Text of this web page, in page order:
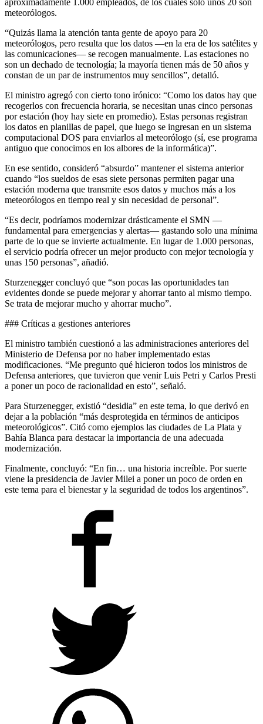
meteorólogos.
“Quizás llama la atención tanta gente de apoyo para 20
meteorólogos, pero resulta que los datos —en la era de los satélites y
las comunicaciones— se recogen manualmente. Las estaciones no
son un dechado de tecnología; la mayoría tienen más de 50 años y
constan de un par de instrumentos muy sencillos”, detalló.
El ministro agregó con cierto tono irónico: “Como los datos hay que
recogerlos con frecuencia horaria, se necesitan unas cinco personas
por estación (hoy hay siete en promedio). Estas personas registran
los datos en planillas de papel, que luego se ingresan en un sistema
computacional DOS para enviarlos al meteorólogo (sí, ese programa
antiguo que conocimos en los albores de la informática)”.
En ese sentido, consideró “absurdo” mantener el sistema anterior
cuando “los sueldos de esas siete personas permiten pagar una
estación moderna que transmite esos datos y muchos más a los
meteorólogos en tiempo real y sin necesidad de personal”.
“Es decir, podríamos modernizar drásticamente el SMN —
fundamental para emergencias y alertas— gastando solo una mínima
parte de lo que se invierte actualmente. En lugar de 1.000 personas,
el servicio podría ofrecer un mejor producto con mejor tecnología y
unas 150 personas”, añadió.
Sturzenegger concluyó que “son pocas las oportunidades tan
evidentes donde se puede mejorar y ahorrar tanto al mismo tiempo.
Se trata de mejorar mucho y ahorrar mucho”.
### Críticas a gestiones anteriores
El ministro también cuestionó a las administraciones anteriores del
Ministerio de Defensa por no haber implementado estas
modificaciones. “Me pregunto qué hicieron todos los ministros de
Defensa anteriores, que tuvieron que venir Luis Petri y Carlos Presti
a poner un poco de racionalidad en esto”, señaló.
Para Sturzenegger, existió “desidia” en este tema, lo que derivó en
dejar a la población “más desprotegida en términos de anticipos
meteorológicos”. Citó como ejemplos las ciudades de La Plata y
Bahía Blanca para destacar la importancia de una adecuada
modernización.
Finalmente, concluyó: “En fin… una historia increíble. Por suerte
viene la presidencia de Javier Milei a poner un poco de orden en
este tema para el bienestar y la seguridad de todos los argentinos”.